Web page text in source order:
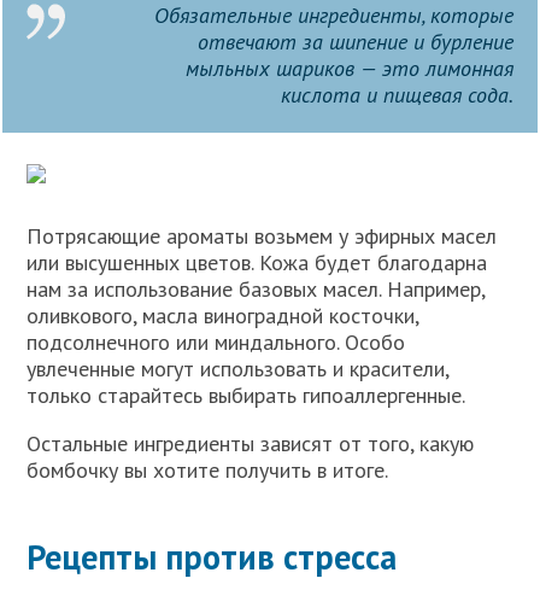
Обязательные ингредиенты, которые
отвечают за шипение и бурление
мыльных шариков — это лимонная
кислота и пищевая сода.
Потрясающие ароматы возьмем у эфирных масел
или высушенных цветов. Кожа будет благодарна
нам за использование базовых масел. Например,
оливкового, масла виноградной косточки,
подсолнечного или миндального. Особо
увлеченные могут использовать и красители,
только старайтесь выбирать гипоаллергенные.
Остальные ингредиенты зависят от того, какую
бомбочку вы хотите получить в итоге.
Рецепты против стресса